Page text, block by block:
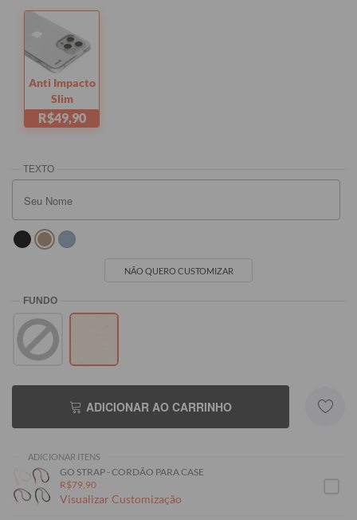
Anti Impacto
Slim
R$49,90
NÃO QUERO CUSTOMIZAR
ADICIONAR AO CARRINHO
ADICIONAR ITENS
GO STRAP - CORDÃO PARA CASE
R$79,90
Visualizar Customização